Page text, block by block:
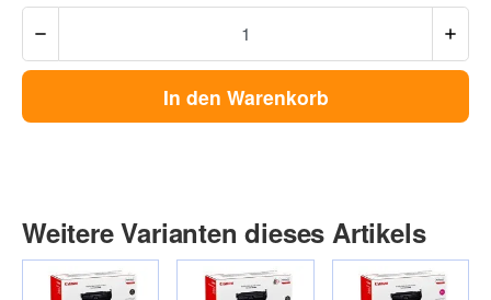
In den Warenkorb
Weitere Varianten dieses Artikels